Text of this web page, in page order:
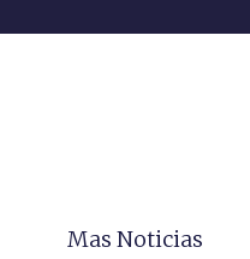
Mas Noticias